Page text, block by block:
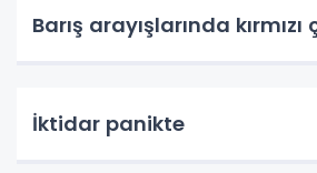
Barış arayışlarında kırmızı
İktidar panikte